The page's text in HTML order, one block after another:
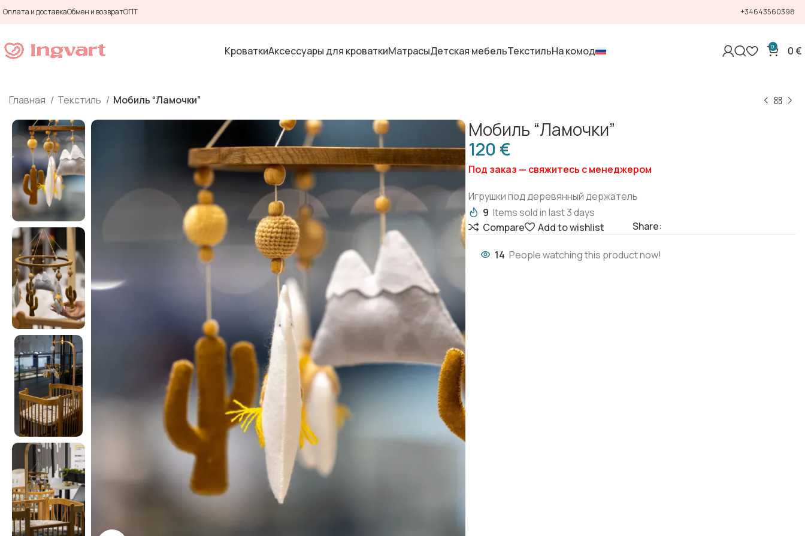
Оплата и доставкаОбмен и возвратОПТ +34643560398
КроваткиАксессуары для кроваткиМатрасыДетская мебельТекстильНа комод 0 0€
Главная Текстиль Мобиль “Ламочки”
Мобиль “Ламочки”
€
Под заказ — свяжитесь с менеджером
Игрушки под деревянный держатель
9 Items sold in last 3 days
Compare
Add to wishlist Share:
14 People watching this product now!